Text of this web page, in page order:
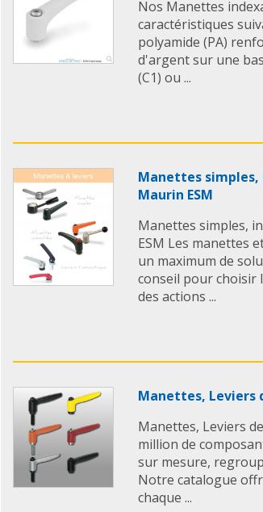
Nos Manettes
caractéristiques
polyamide (PA)
d'argent sur une
(C1) ou ...
Manettes simples,
Maurin ESM
Manettes simples,
ESM Les manettes
un maximum de
conseil pour choisir
des actions ...
Manettes, Leviers
Manettes, Leviers
million de
sur mesure,
Notre catalogue
chaque ...